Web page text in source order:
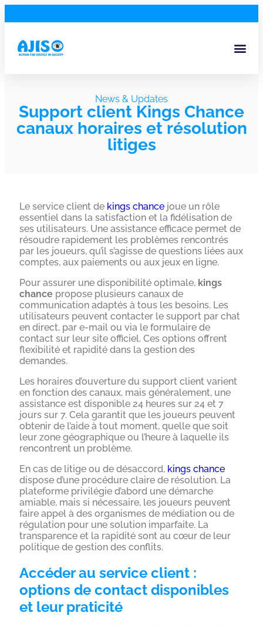
News & Updates
Support client Kings Chance
canaux horaires et résolution
litiges
Le service client de kings chance joue un rôle
essentiel dans la satisfaction et la fidélisation de
ses utilisateurs. Une assistance efficace permet de
résoudre rapidement les problèmes rencontrés
par les joueurs, qu’il s’agisse de questions liées aux
comptes, aux paiements ou aux jeux en ligne.
Pour assurer une disponibilité optimale, kings
chance propose plusieurs canaux de
communication adaptés à tous les besoins. Les
utilisateurs peuvent contacter le support par chat
en direct, par e-mail ou via le formulaire de
contact sur leur site officiel. Ces options offrent
flexibilité et rapidité dans la gestion des
demandes.
Les horaires d’ouverture du support client varient
en fonction des canaux, mais généralement, une
assistance est disponible 24 heures sur 24 et 7
jours sur 7. Cela garantit que les joueurs peuvent
obtenir de l’aide à tout moment, quelle que soit
leur zone géographique ou l’heure à laquelle ils
rencontrent un problème.
En cas de litige ou de désaccord, kings chance
dispose d’une procédure claire de résolution. La
plateforme privilégie d’abord une démarche
amiable, mais si nécessaire, les joueurs peuvent
faire appel à des organismes de médiation ou de
régulation pour une solution imparfaite. La
transparence et la rapidité sont au cœur de leur
politique de gestion des conflits.
Accéder au service client :
options de contact disponibles
et leur praticité